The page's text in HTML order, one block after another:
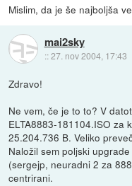
Mislim, da je še najboljša
mai2sky
::27. nov 2004, 17:43
Zdravo!
Ne vem, če je to to? V
ELTA8883-181104.ISO za
25.204.736 B. Veliko
Naložil sem poljski
(sergejp, neuradni 2 za
centrirani.